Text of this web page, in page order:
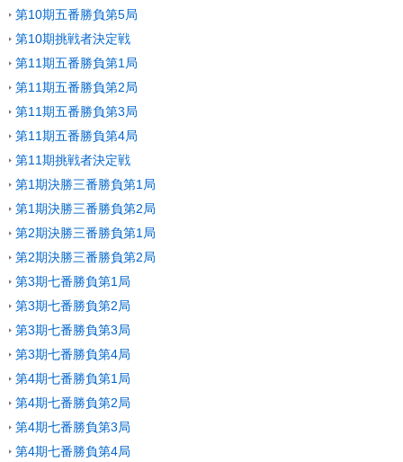
第10期五番勝負第5局
第10期挑戦者決定戦
第11期五番勝負第1局
第11期五番勝負第2局
第11期五番勝負第3局
第11期五番勝負第4局
第11期挑戦者決定戦
第1期決勝三番勝負第1局
第1期決勝三番勝負第2局
第2期決勝三番勝負第1局
第2期決勝三番勝負第2局
第3期七番勝負第1局
第3期七番勝負第2局
第3期七番勝負第3局
第3期七番勝負第4局
第4期七番勝負第1局
第4期七番勝負第2局
第4期七番勝負第3局
第4期七番勝負第4局